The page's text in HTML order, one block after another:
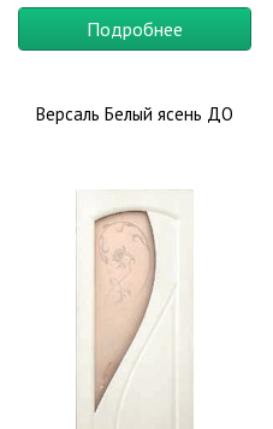
Подробнее
Версаль Белый ясень ДО